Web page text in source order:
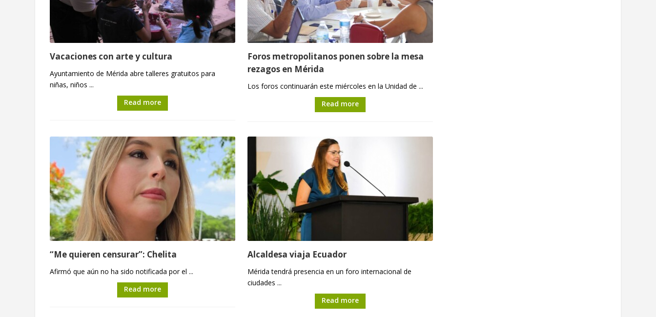
Vacaciones con arte y cultura
Ayuntamiento de Mérida abre talleres gratuitos para
niñas, niños ...
Read more
Foros metropolitanos ponen sobre la mesa
rezagos en Mérida
Los foros continuarán este miércoles en la Unidad de ...
Read more
“Me quieren censurar”: Chelita
Afirmó que aún no ha sido notificada por el ...
Read more
Alcaldesa viaja Ecuador
Mérida tendrá presencia en un foro internacional de
ciudades ...
Read more